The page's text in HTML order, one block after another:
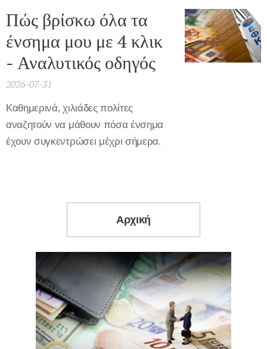
Πώς βρίσκω όλα τα
ένσημα μου με 4 κλικ
- Αναλυτικός οδηγός
2026-07-31
Καθημερινά, χιλιάδες πολίτες
αναζητούν να μάθουν πόσα ένσημα
έχουν συγκεντρώσει μέχρι σήμερα.
Αρχική